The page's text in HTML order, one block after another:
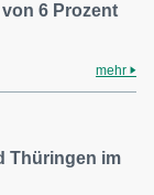
6 Prozent
mehr
Thüringen im